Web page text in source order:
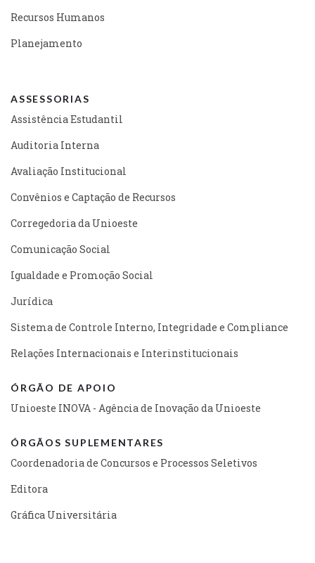
Recursos Humanos
Planejamento
ASSESSORIAS
Assistência Estudantil
Auditoria Interna
Avaliação Institucional
Convênios e Captação de Recursos
Corregedoria da Unioeste
Comunicação Social
Igualdade e Promoção Social
Jurídica
Sistema de Controle Interno, Integridade e Compliance
Relações Internacionais e Interinstitucionais
ÓRGÃO DE APOIO
Unioeste INOVA - Agência de Inovação da Unioeste
ÓRGÃOS SUPLEMENTARES
Coordenadoria de Concursos e Processos Seletivos
Editora
Gráfica Universitária